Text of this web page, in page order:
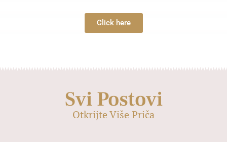
Click here
Svi Postovi
Otkrijte Više Priča